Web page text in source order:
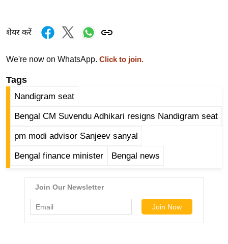
नो
ज
ज
ग
त
ली
वु
शेयर करें
We're now on WhatsApp. Click to join.
Tags
Nandigram seat
Bengal CM Suvendu Adhikari resigns Nandigram seat
pm modi advisor Sanjeev sanyal
Bengal finance minister Bengal news